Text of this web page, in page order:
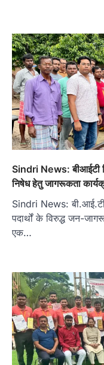
Sindri News: बीआईटी
निषेध हेतु जागरूकता
Sindri News: बी.आई.टी.
पदार्थों के विरुद्ध जन-
एक…